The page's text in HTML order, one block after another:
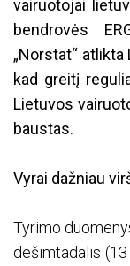
vairuotojai
bendrovės
„Norstat“
kad greitį
Lietuvos
baustas.
Vyrai dažniau
Tyrimo
dešimtadalis